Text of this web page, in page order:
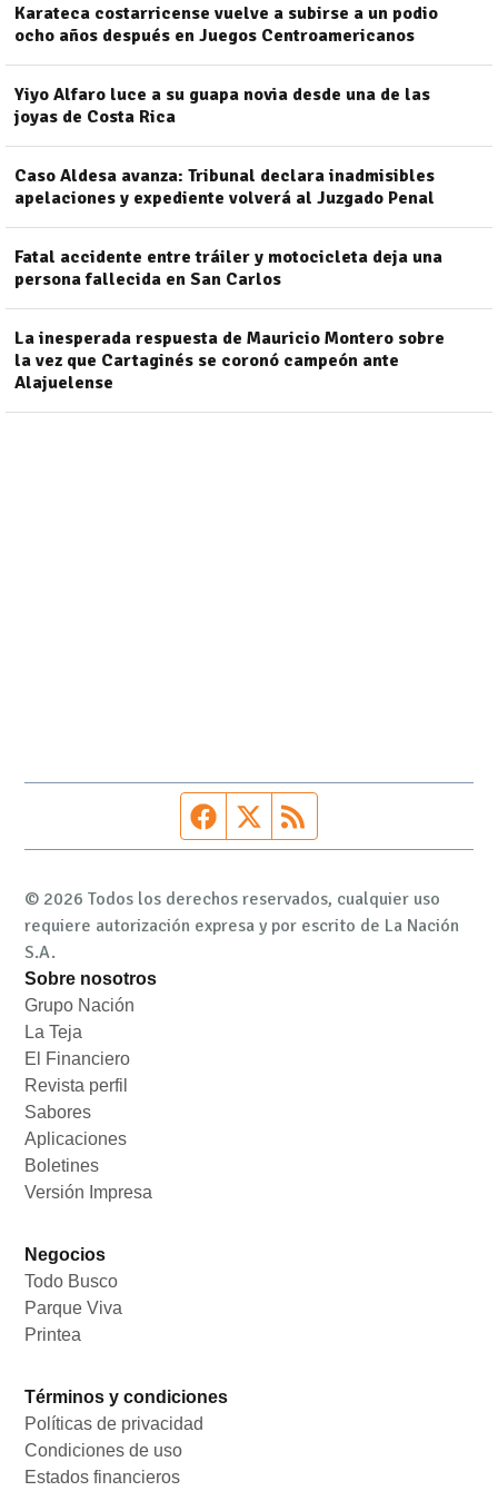
Karateca costarricense vuelve a subirse a un podio
ocho años después en Juegos Centroamericanos
Yiyo Alfaro luce a su guapa novia desde una de las
joyas de Costa Rica
Caso Aldesa avanza: Tribunal declara inadmisibles
apelaciones y expediente volverá al Juzgado Penal
Fatal accidente entre tráiler y motocicleta deja una
persona fallecida en San Carlos
La inesperada respuesta de Mauricio Montero sobre
la vez que Cartaginés se coronó campeón ante
Alajuelense
Página de Facebook
Fuente Twitter
© 2026 Todos los derechos reservados, cualquier uso
requiere autorización expresa y por escrito de La Nación
S.A.
Sobre nosotros
Grupo Nación
La Teja
El Financiero
Revista perfil
Sabores
Aplicaciones
Boletines
Versión Impresa
Negocios
Todo Busco
Parque Viva
Printea
Términos y condiciones
Políticas de privacidad
Condiciones de uso
Estados financieros